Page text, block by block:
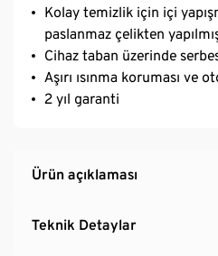
Kolay temizlik için içi
paslanmaz çelikten
Cihaz taban üzerinde
Aşırı ısınma koruması ve
2 yıl garanti
Ürün açıklaması
Teknik Detaylar